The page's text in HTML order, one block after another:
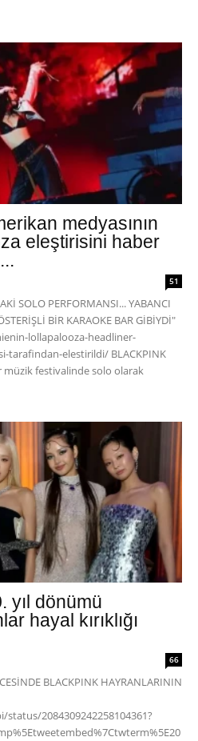
medyasının
eleştirisini haber
51
SOLO PERFORMANSI... YABANCI
BİR KARAOKE BAR GİBİYDİ"
lollapalooza-headliner-
tarafindan-elestirildi/ BLACKPINK
müzik festivalinde solo olarak
yıl dönümü
hayal kırıklığı
66
BLACKPINK HAYRANLARININ
2084309242258104361?